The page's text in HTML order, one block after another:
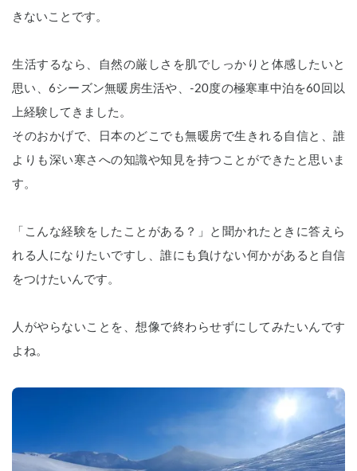
きないことです。
生活するなら、自然の厳しさを肌でしっかりと体感したいと
思い、6シーズン無暖房生活や、-20度の極寒車中泊を60回以
上経験してきました。
そのおかげで、日本のどこでも無暖房で生きれる自信と、誰
よりも深い寒さへの知識や知見を持つことができたと思いま
す。
「こんな経験をしたことがある？」と聞かれたときに答えら
れる人になりたいですし、誰にも負けない何かがあると自信
をつけたいんです。
人がやらないことを、想像で終わらせずに してみたいんです
よね。